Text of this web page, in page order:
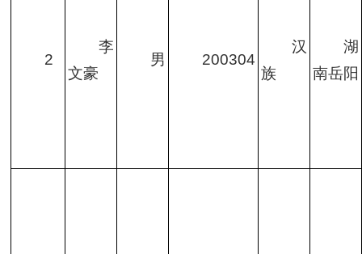
2
李
文豪
男 200304
汉
族
湖
南岳阳